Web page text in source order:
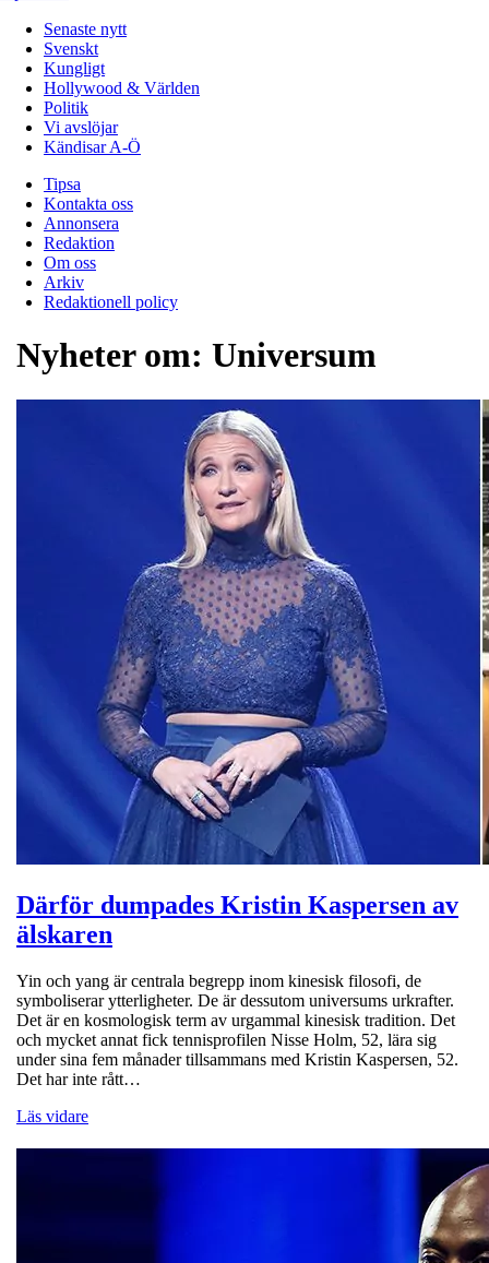
Senaste nytt
Svenskt
Kungligt
Hollywood & Världen
Politik
Vi avslöjar
Kändisar A-Ö
Tipsa
Kontakta oss
Annonsera
Redaktion
Om oss
Arkiv
Redaktionell policy
Nyheter om: Universum
Därför dumpades Kristin Kaspersen av
älskaren
Yin och yang är centrala begrepp inom kinesisk filosofi, de
symboliserar ytterligheter. De är dessutom universums urkrafter.
Det är en kosmologisk term av urgammal kinesisk tradition. Det
och mycket annat fick tennisprofilen Nisse Holm, 52, lära sig
under sina fem månader tillsammans med Kristin Kaspersen, 52.
Det har inte rått…
Läs vidare